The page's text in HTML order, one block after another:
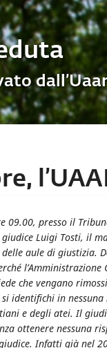
09.00, presso il
Luigi Tosti, il
aule di giustizia.
che vengano
identifichi in
e degli atei. Il
ottenere nessuna
Infatti già nel